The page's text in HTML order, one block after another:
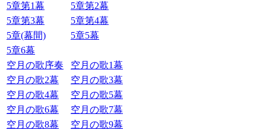
5章第1幕
5章第2幕
5章第3幕
5章第4幕
5章(幕間)
5章5幕
5章6幕
空月の歌序奏
空月の歌1幕
空月の歌2幕
空月の歌3幕
空月の歌4幕
空月の歌5幕
空月の歌6幕
空月の歌7幕
空月の歌8幕
空月の歌9幕